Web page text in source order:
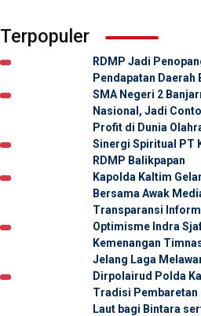
Terpopuler
RDMP Jadi
Pendapatan Daerah
SMA Negeri 2
Nasional, Jadi
Profit di Dunia
Sinergi Spiritual PT
RDMP Balikpapan
Kapolda Kaltim
Bersama Awak
Transparansi
Optimisme Indra
Kemenangan
Jelang Laga
Dirpolairud Polda
Tradisi Pembaretan
Laut bagi Bintara